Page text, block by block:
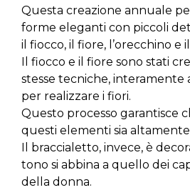
Questa creazione annuale
forme eleganti con piccoli
il fiocco, il fiore, l’orecchino e
Il fiocco e il fiore sono stati
stesse tecniche, interamente
per realizzare i fiori.
Questo processo garantisce
questi elementi sia altamente
Il braccialetto, invece, è
tono si abbina a quello dei
della donna.